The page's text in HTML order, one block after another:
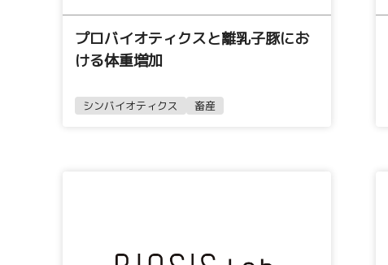
プロバイオティクスと離乳子豚にお
ける体重増加
シンバイオティクス 畜産